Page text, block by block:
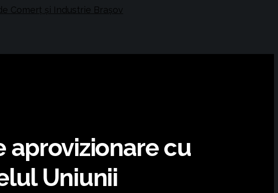
aprovizionare cu
Uniunii